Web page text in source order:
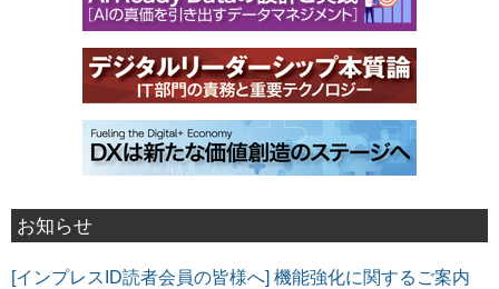
お知らせ
[インプレスID読者会員の皆様へ] 機能強化に関するご案内